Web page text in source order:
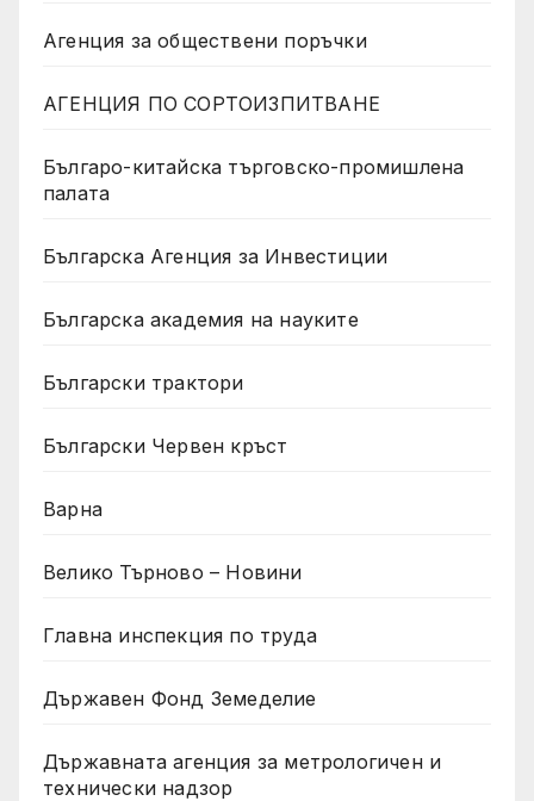
Агенция за обществени поръчки
АГЕНЦИЯ ПО СОРТОИЗПИТВАНЕ
Българо-китайска търговско-промишлена
палата
Българска Агенция за Инвестиции
Българска академия на науките
Български трактори
Български Червен кръст
Варна
Велико Търново – Новини
Главна инспекция по труда
Държавен Фонд Земеделие
Държавната агенция за метрологичен и
технически надзор